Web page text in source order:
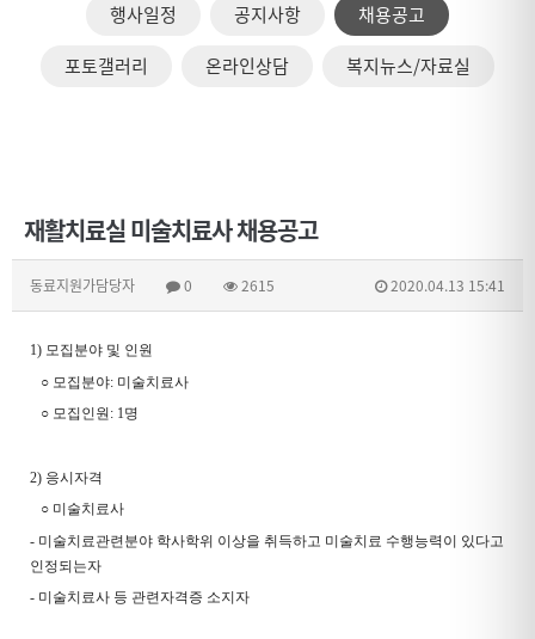
행사일정 공지사항
채용공고
포토갤러리
온라인상담 복지뉴스/자료실
재활치료실 미술치료사 채용공고
동료지원가담당자 0 2615 2020.04.13 15:41
1) 모집분야 및 인원
○ 모집분야: 미술치료사
○ 모집인원 : 1명
2) 응시자격
○ 미술치료사
- 미술치료관련분야 학사학위 이상을 취득하고 미술치료 수행능력이 있다고
인정되는자
- 미술치료사 등 관련자격증 소지자